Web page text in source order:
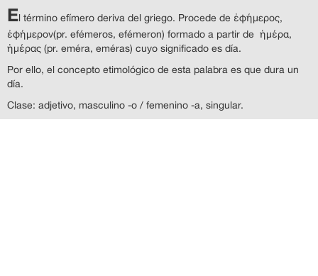
El término efímero deriva del griego. Procede de ἐφήμερος,
ἐφήμερον(pr. efémeros, efémeron) formado a partir de ἡμέρα,
ἡμέρας (pr. eméra, eméras) cuyo significado es día.
Por ello, el concepto etimológico de esta palabra es que dura un
día.
Clase: adjetivo, masculino -o / femenino -a, singular.